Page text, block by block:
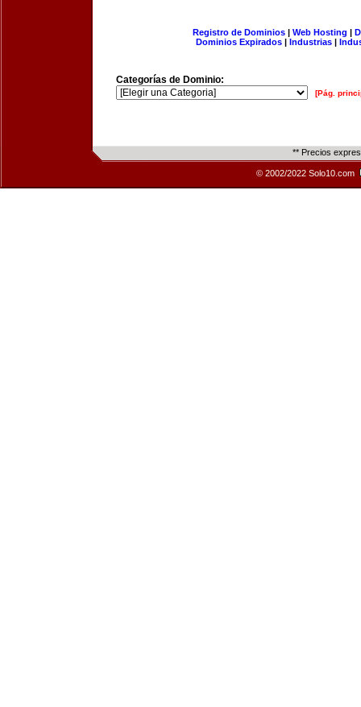
Registro de Dominios| Web Hosting |
Dominios Expirados | Industrias |
Categorías de Dominio:
[Pág.
** Precios
© 2002/2022 Solo10.com